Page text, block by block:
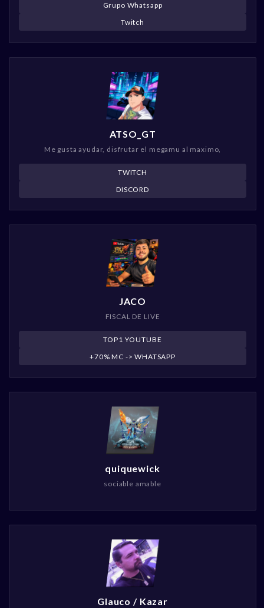
Grupo Whatsapp
Twitch
ATSO_GT
Me gusta ayudar, disfrutar el megamu al maximo,
TWITCH
DISCORD
JACO
FISCAL DE LIVE
TOP1 YOUTUBE
+70% MC -> WHATSAPP
quiquewick
sociable amable
Glauco / Kazar